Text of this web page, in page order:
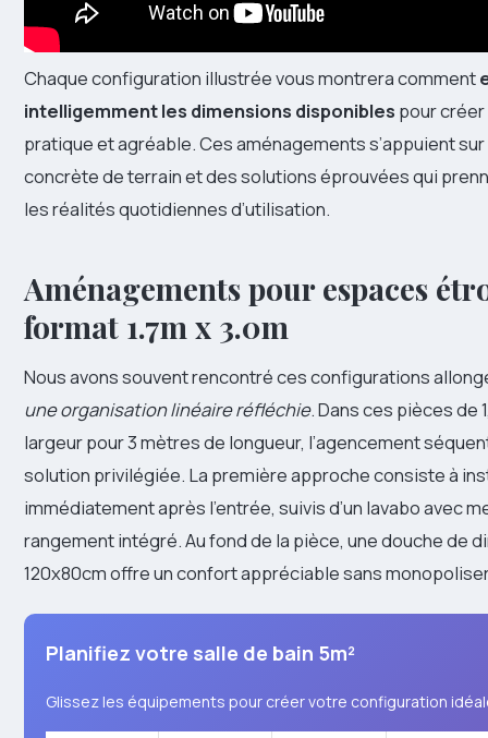
Chaque configuration illustrée vous montrera comment
intelligemment les dimensions disponibles pour
pratique et agréable. Ces aménagements s’appuient
concrète de terrain et des solutions éprouvées qui
les réalités quotidiennes d’utilisation.
Aménagements pour espaces
format 1.7m x 3.0m
Nous avons souvent rencontré ces configurations
une organisation linéaire réfléchie. Dans ces pièces de
largeur pour 3 mètres de longueur, l’agencement
solution privilégiée. La première approche consiste à
immédiatement après l’entrée, suivis d’un lavabo avec
rangement intégré. Au fond de la pièce, une douche de
120x80cm offre un confort appréciable sans
Planifiez votre salle de bain 5m²
Glissez les équipements pour créer votre configuration